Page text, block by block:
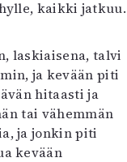
kaikki jatkuu.
laskiaisena, talvi
ja kevään piti
hitaasti ja
tai vähemmän
ja jonkin piti
kevään